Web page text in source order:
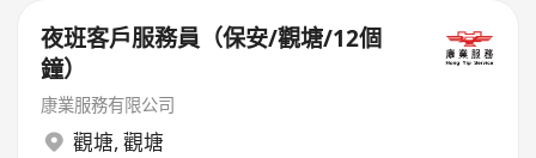
夜班客戶服務員（保安/觀塘/12個
鐘）
康業服務有限公司
觀塘, 觀塘